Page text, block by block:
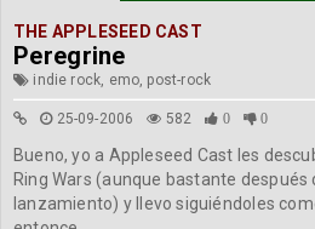
THE APPLESEED CAST
Peregrine
indie rock, emo, post-rock
25-09-2006 582 0 0
Bueno, yo a Appleseed Cast les
Ring Wars (aunque bastante después
lanzamiento) y llevo siguiéndoles